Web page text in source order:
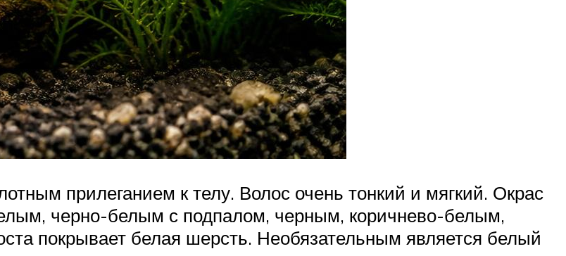
прилеганием к телу. Волос очень тонкий и мягкий. Окрас
черно-белым с подпалом, черным, коричнево-белым,
покрывает белая шерсть. Необязательным является белый